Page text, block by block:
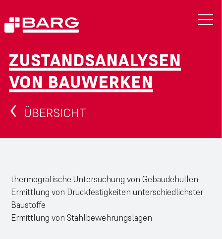
ZUSTANDSANALYSEN
VON BAUWERKEN
ÜBERSICHT
thermografische Untersuchung von Gebäudehüllen
Ermittlung von Druckfestigkeiten unterschiedlichster
Baustoffe
Ermittlung von Stahlbewehrungslagen